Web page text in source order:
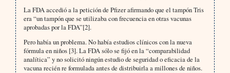
La FDA accedió a la petición de Pfizer afirmando que el tampón Tris
era “un tampón que se utilizaba con frecuencia en otras vacunas
aprobadas por la FDA”[2].
Pero había un problema. No había estudios clínicos con la nueva
fórmula en niños [3]. La FDA sólo se fijó en la “comparabilidad
analítica” y no solicitó ningún estudio de seguridad o eficacia de la
vacuna recién re formulada antes de distribuirla a millones de niños.